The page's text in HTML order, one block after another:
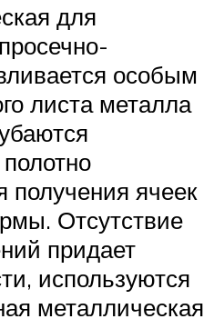
для
особым
листа металла
получения ячеек
Отсутствие
придает
используются
металлическая